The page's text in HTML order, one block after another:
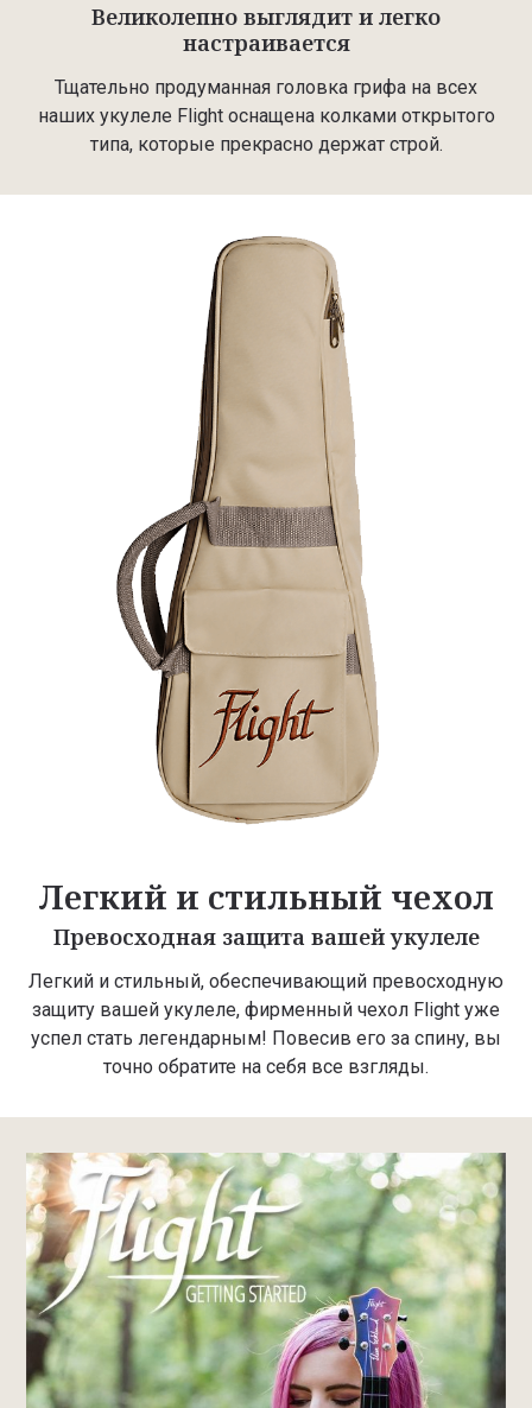
Великолепно выглядит и легко
настраивается
Тщательно продуманная головка грифа на всех
наших укулеле Flight оснащена колками открытого
типа, которые прекрасно держат строй.
Легкий и стильный чехол
Превосходная защита вашей укулеле
Легкий и стильный, обеспечивающий превосходную
защиту вашей укулеле, фирменный чехол Flight уже
успел стать легендарным! Повесив его за спину, вы
точно обратите на себя все взгляды.